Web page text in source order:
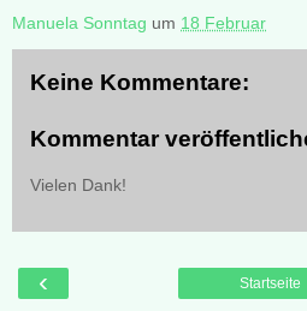
Manuela Sonntag um 18 Februar
Keine Kommentare:
Kommentar
Vielen Dank!
‹ Startseite